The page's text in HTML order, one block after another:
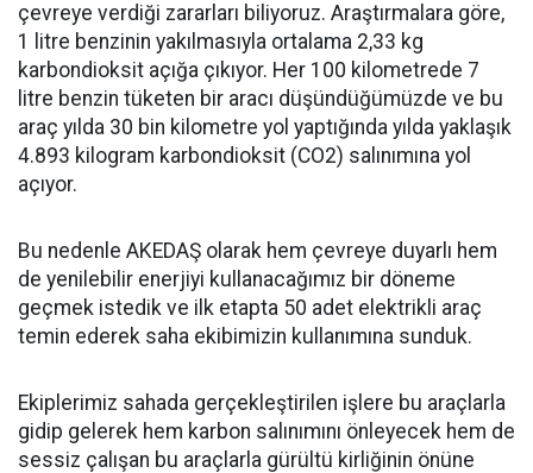
çevreye verdiği zararları biliyoruz. Araştırmalara göre,
1 litre benzinin yakılmasıyla ortalama 2,33 kg
karbondioksit açığa çıkıyor. Her 100 kilometrede 7
litre benzin tüketen bir aracı düşündüğümüzde ve bu
araç yılda 30 bin kilometre yol yaptığında yılda yaklaşık
4.893 kilogram karbondioksit (CO2) salınımına yol
açıyor.
Bu nedenle AKEDAŞ olarak hem çevreye duyarlı hem
de yenilebilir enerjiyi kullanacağımız bir döneme
geçmek istedik ve ilk etapta 50 adet elektrikli araç
temin ederek saha ekibimizin kullanımına sunduk.
Ekiplerimiz sahada gerçekleştirilen işlere bu araçlarla
gidip gelerek hem karbon salınımını önleyecek hem de
sessiz çalışan bu araçlarla gürültü kirliğinin önüne